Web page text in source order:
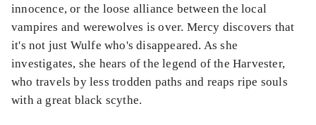
innocence, or the loose alliance between the local
vampires and werewolves is over. Mercy discovers that
it's not just Wulfe who's disappeared. As she
investigates, she hears of the legend of the Harvester,
who travels by less trodden paths and reaps ripe souls
with a great black scythe.